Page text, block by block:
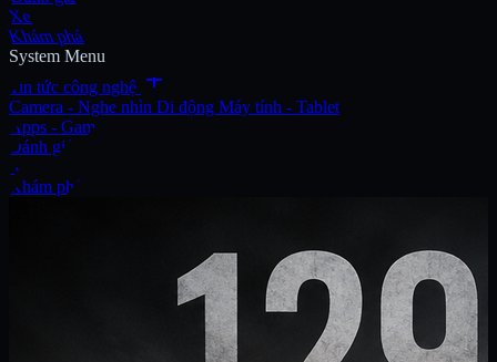
Xe
Khám phá
System Menu
Tin tức công nghệ add
Camera - Nghe nhìn Di động Máy tính - Tablet
Apps - Game
Đánh giá
Xe
Khám phá